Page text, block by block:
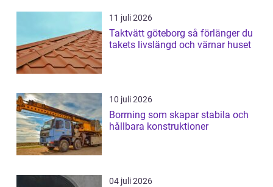
11 juli 2026
Taktvätt göteborg så förlänger du
takets livslängd och värnar huset
10 juli 2026
Borrning som skapar stabila och
hållbara konstruktioner
04 juli 2026